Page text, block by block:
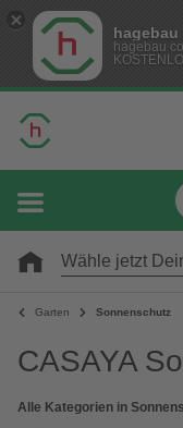
hagebau
hagebau
Wähle jetzt
Garten Sonnenschutz
CASAYA
Alle Kategorien in